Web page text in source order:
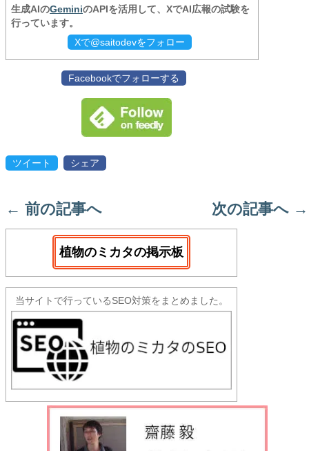
生成AIのGeminiのAPIを活用して、XでAI広報の試験を
行っています。
Xで@saitodevをフォロー
Facebookでフォローする
ツイート シェア
← 前の記事へ 次の記事へ →
植物のミカタの掲示板
当サイトで行っているSEO対策をまとめました。